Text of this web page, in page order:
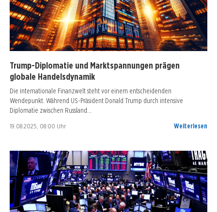
Trump-Diplomatie und Marktspannungen prägen
globale Handelsdynamik
Die internationale Finanzwelt steht vor einem entscheidenden
Wendepunkt. Während US-Präsident Donald Trump durch intensive
Diplomatie zwischen Russland…
19.08.2025, 08:00 Uhr Weiterlesen